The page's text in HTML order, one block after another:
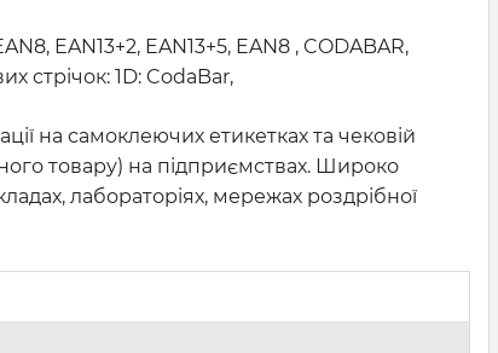
EAN13+2, EAN13+5, EAN8 , CODABAR,
стрічок: 1D: CodaBar,
на самоклеючих етикетках та чековій
товару) на підприємствах. Широко
лабораторіях, мережах роздрібної